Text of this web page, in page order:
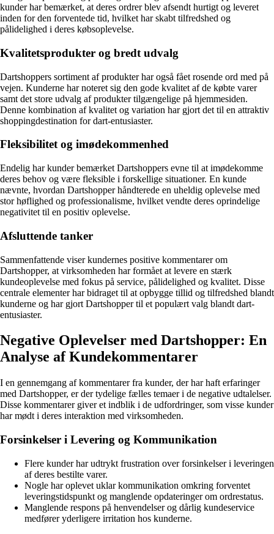
kunder har bemærket, at deres ordrer blev afsendt hurtigt og leveret
inden for den forventede tid, hvilket har skabt tilfredshed og
pålidelighed i deres købsoplevelse.
Kvalitetsprodukter og bredt udvalg
Dartshoppers sortiment af produkter har også fået rosende ord med på
vejen. Kunderne har noteret sig den gode kvalitet af de købte varer
samt det store udvalg af produkter tilgængelige på hjemmesiden.
Denne kombination af kvalitet og variation har gjort det til en attraktiv
shoppingdestination for dart-entusiaster.
Fleksibilitet og imødekommenhed
Endelig har kunder bemærket Dartshoppers evne til at imødekomme
deres behov og være fleksible i forskellige situationer. En kunde
nævnte, hvordan Dartshopper håndterede en uheldig oplevelse med
stor høflighed og professionalisme, hvilket vendte deres oprindelige
negativitet til en positiv oplevelse.
Afsluttende tanker
Sammenfattende viser kundernes positive kommentarer om
Dartshopper, at virksomheden har formået at levere en stærk
kundeoplevelse med fokus på service, pålidelighed og kvalitet. Disse
centrale elementer har bidraget til at opbygge tillid og tilfredshed blandt
kunderne og har gjort Dartshopper til et populært valg blandt dart-
entusiaster.
Negative Oplevelser med Dartshopper: En
Analyse af Kundekommentarer
I en gennemgang af kommentarer fra kunder, der har haft erfaringer
med Dartshopper, er der tydelige fælles temaer i de negative udtalelser.
Disse kommentarer giver et indblik i de udfordringer, som visse kunder
har mødt i deres interaktion med virksomheden.
Forsinkelser i Levering og Kommunikation
Flere kunder har udtrykt frustration over forsinkelser i leveringen
af deres bestilte varer.
Nogle har oplevet uklar kommunikation omkring forventet
leveringstidspunkt og manglende opdateringer om ordrestatus.
Manglende respons på henvendelser og dårlig kundeservice
medfører yderligere irritation hos kunderne.